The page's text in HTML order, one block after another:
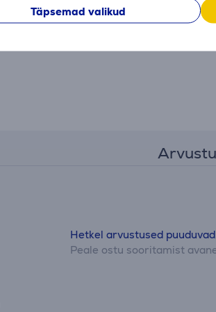
Täpsemad valikud
Hetkel arvustused
Peale ostu sooritamist